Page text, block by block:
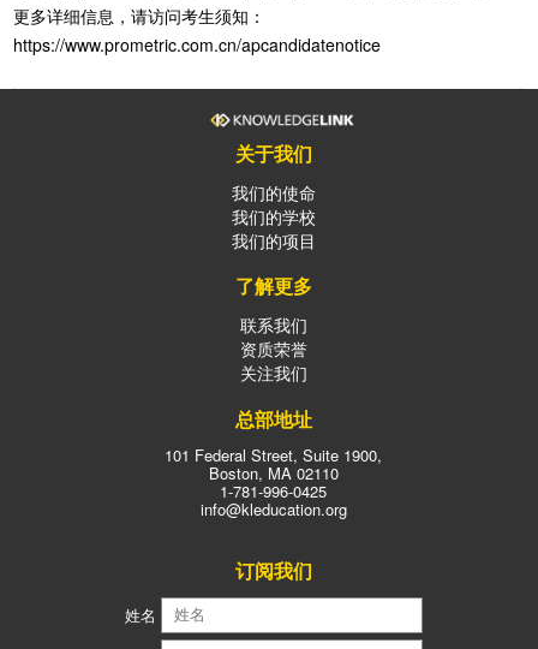
更多详细信息，请访问考生须知：
https://www.prometric.com.cn/apcandidatenotice
关于我们
我们的使命
我们的学校
我们的项目
了解更多
联系我们
资质荣誉
关注我们
总部地址
101 Federal Street, Suite 1900,
Boston, MA 02110
1-781-996-0425
info@kleducation.org
订阅我们
姓名